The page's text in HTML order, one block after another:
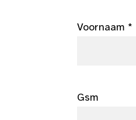
Voornaam *
Gsm